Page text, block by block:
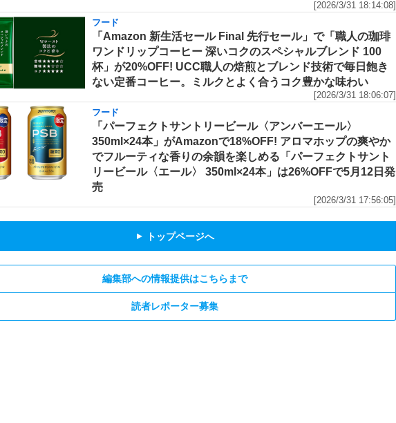
[2026/3/31 18:14:08]
フード
「Amazon 新生活セール Final 先行セール」で「職人の珈琲
ワンドリップコーヒー 深いコクのスペシャルブレンド 100
杯」が20%OFF! UCC職人の焙煎とブレンド技術で毎日飽き
ない定番コーヒー。ミルクとよく合うコク豊かな味わい
[2026/3/31 18:06:07]
フード
「パーフェクトサントリービール〈アンバーエール〉
350ml×24本」がAmazonで18%OFF! アロマホップの爽やか
でフルーティな香りの余韻を楽しめる「パーフェクトサント
リービール〈エール〉 350ml×24本」は26%OFFで5月12日発
売
[2026/3/31 17:56:05]
▲ トップページへ
編集部への情報提供はこちらまで
読者レポーター募集